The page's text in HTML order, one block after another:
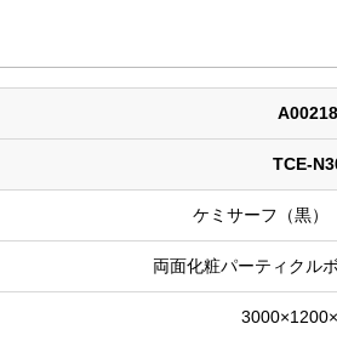
TCE-
ケミサーフ（黒
両面化粧パーティク